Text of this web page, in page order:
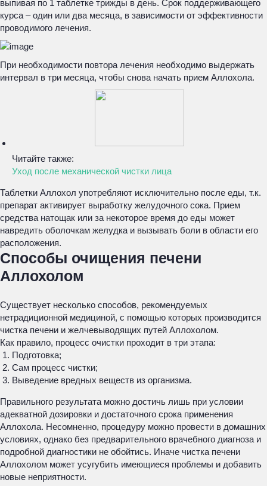
выпивая по 1 таблетке трижды в день. Срок поддерживающего
курса – один или два месяца, в зависимости от эффективности
проводимого лечения.
При необходимости повтора лечения необходимо выдержать
интервал в три месяца, чтобы снова начать прием Аллохола.
Читайте также:
Уход после механической чистки лица
Таблетки Аллохол употребляют исключительно после еды, т.к.
препарат активирует выработку желудочного сока. Прием
средства натощак или за некоторое время до еды может
навредить оболочкам желудка и вызывать боли в области его
расположения.
Способы очищения печени
Аллохолом
Существует несколько способов, рекомендуемых
нетрадиционной медициной, с помощью которых производится
чистка печени и желчевыводящих путей Аллохолом.
Как правило, процесс очистки проходит в три этапа:
Подготовка;
Сам процесс чистки;
Выведение вредных веществ из организма.
Правильного результата можно достичь лишь при условии
адекватной дозировки и достаточного срока применения
Аллохола. Несомненно, процедуру можно провести в домашних
условиях, однако без предварительного врачебного диагноза и
подробной диагностики не обойтись. Иначе чистка печени
Аллохолом может усугубить имеющиеся проблемы и добавить
новые неприятности.